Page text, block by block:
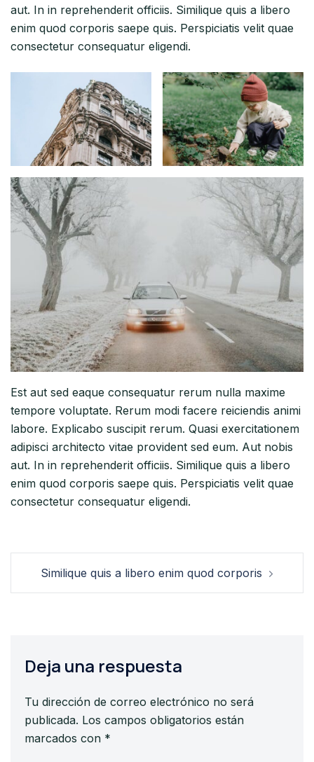
aut. In in reprehenderit officiis. Similique quis a libero
enim quod corporis saepe quis. Perspiciatis velit quae
consectetur consequatur eligendi.
Est aut sed eaque consequatur rerum nulla maxime
tempore voluptate. Rerum modi facere reiciendis animi
labore. Explicabo suscipit rerum. Quasi exercitationem
adipisci architecto vitae provident sed eum. Aut nobis
aut. In in reprehenderit officiis. Similique quis a libero
enim quod corporis saepe quis. Perspiciatis velit quae
consectetur consequatur eligendi.
Navegación
entradas
Similique quis a libero enim quod corporis
Deja una respuesta
Tu dirección de correo electrónico no será
publicada. Los campos obligatorios están
marcados con *